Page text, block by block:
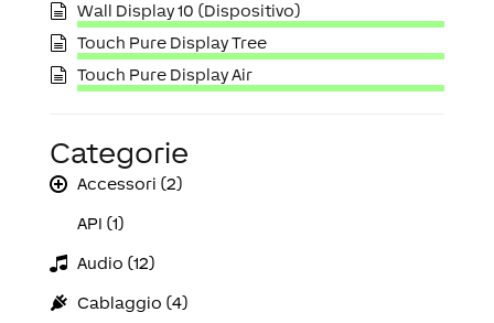
Wall Display 10 (Dispositivo)
Touch Pure Display Tree
Touch Pure Display Air
Categorie
Accessori (2)
API (1)
Audio (12)
Cablaggio (4)